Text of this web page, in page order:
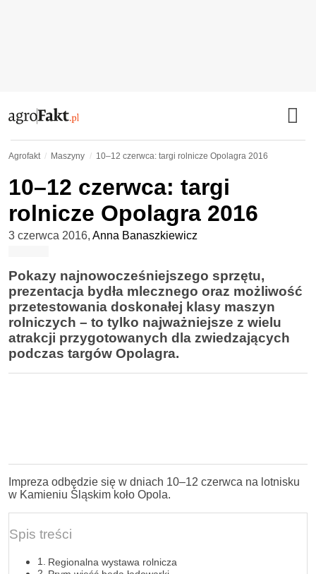
Agrofakt Maszyny 10–12 czerwca: targi rolnicze Opolagra 2016
10–12 czerwca: targi
rolnicze Opolagra 2016
3 czerwca 2016, Anna Banaszkiewicz
Pokazy najnowocześniejszego sprzętu,
prezentacja bydła mlecznego oraz możliwość
przetestowania doskonałej klasy maszyn
rolniczych – to tylko najważniejsze z wielu
atrakcji przygotowanych dla zwiedzających
podczas targów Opolagra.
Impreza odbędzie się w dniach 10–12 czerwca na lotnisku
w Kamieniu Śląskim koło Opola.
Spis treści
Regionalna wystawa rolnicza